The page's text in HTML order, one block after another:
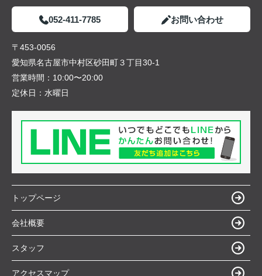
052-411-7785 お問い合わせ
〒453-0056
愛知県名古屋市中村区砂田町３丁目30-1
営業時間： 10:00〜20:00
定休日： 水曜日
トップページ
会社概要
スタッフ
アクセスマップ